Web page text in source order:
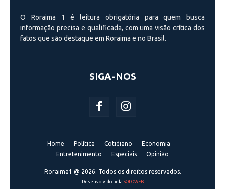
O Roraima 1 é leitura obrigatória para quem busca
informação precisa e qualificada, com uma visão crí­tica dos
fatos que são destaque em Roraima e no Brasil.
SIGA-NOS
Home Política Cotidiano
Economia
Entretenimento
Especiais Opinião
Roraima1 @ 2026. Todos os direitos reservados.
Desenvolvido pela SOLOWEB